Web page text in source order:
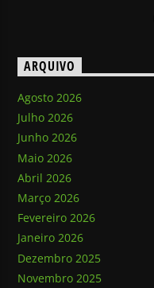
ARQUIVO
Agosto 2026
Julho 2026
Junho 2026
Maio 2026
Abril 2026
Março 2026
Fevereiro 2026
Janeiro 2026
Dezembro 2025
Novembro 2025